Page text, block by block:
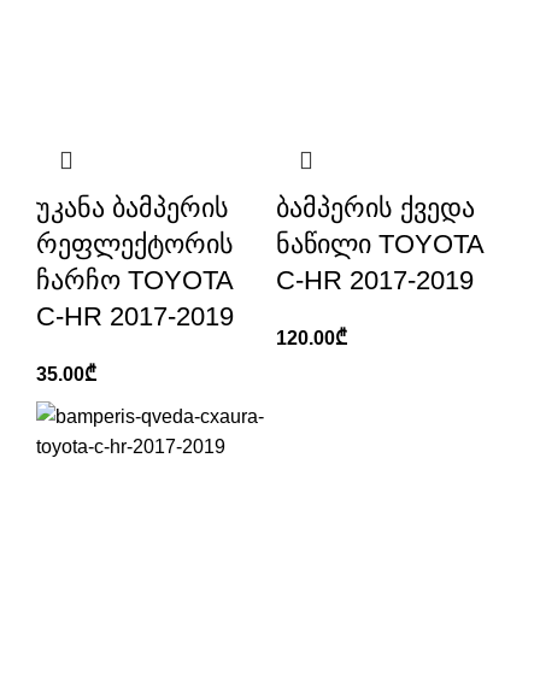
უკანა ბამპერის
რეფლექტორის
ჩარჩო TOYOTA
C-HR 2017-2019
35.00₾
ბამპერის ქვედა
ნაწილი TOYOTA
C-HR 2017-2019
120.00₾